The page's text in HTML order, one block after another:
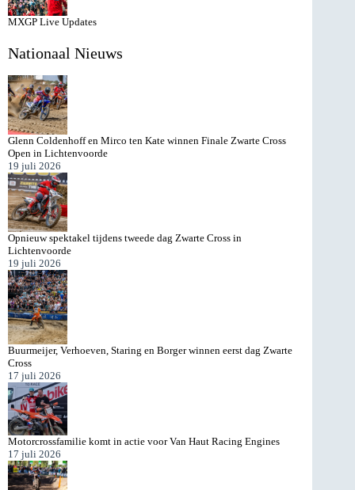
MXGP Live Updates
Nationaal Nieuws
Glenn Coldenhoff en Mirco ten Kate winnen Finale Zwarte Cross
Open in Lichtenvoorde
19 juli 2026
Opnieuw spektakel tijdens tweede dag Zwarte Cross in
Lichtenvoorde
19 juli 2026
Buurmeijer, Verhoeven, Staring en Borger winnen eerst dag Zwarte
Cross
17 juli 2026
Motorcrossfamilie komt in actie voor Van Haut Racing Engines
17 juli 2026